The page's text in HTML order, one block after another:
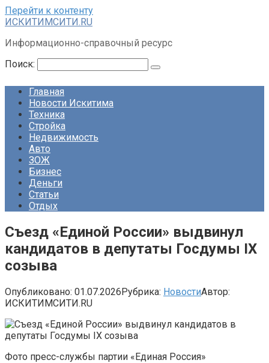
Перейти к контенту
ИСКИТИМСИТИ.RU
Информационно-справочный ресурс
Поиск:
Главная
Новости Искитима
Техника
Стройка
Недвижимость
Авто
ЗОЖ
Бизнес
Деньги
Статьи
Отдых
Съезд «Единой России» выдвинул
кандидатов в депутаты Госдумы IX
созыва
Опубликовано: 01.07.2026Рубрика: НовостиАвтор:
ИСКИТИМСИТИ.RU
Фото пресс-службы партии «Единая Россия»